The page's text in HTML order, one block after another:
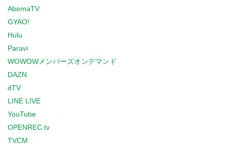
AbemaTV
GYAO!
Hulu
Paravi
WOWOWメンバーズオンデマンド
DAZN
dTV
LINE LIVE
YouTube
OPENREC.tv
TVCM